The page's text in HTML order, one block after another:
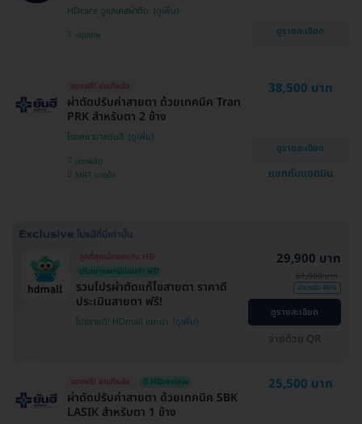
HDcare ดูแลเคสผ่าตัด
กรุงเทพ ดูรายละเอียด
จองฟรี! จ่ายทีหลัง
ผ่าตัดปรับค่าสายตา ด้วยเทคนิค Tran
PRK สำหรับตา 2 ข้าง
โรงพยาบาลยันฮี
บางพลัด
MRT บางอ้อ
38,500 บาท
ดูรายละเอียด
แชทกับแอดมิน
ถูกที่สุดเมื่อของกับ HD
ปรึกษาแพทย์ก่อนทำ ฟรี!
รวมโปรผ่าตัดแก้ไขสายตา ราคาดี
ประเมินสายตา ฟรี!
โปรขายดี! HDmall แนะนำ
29,900 บาท
61,000 บาท
ประหยัด 46%
ดูรายละเอียด
จองฟรี! จ่ายทีหลัง มี HDreview
ผ่าตัดปรับค่าสายตา ด้วยเทคนิค SBK
LASIK สำหรับตา 1 ข้าง
25,500 บาท